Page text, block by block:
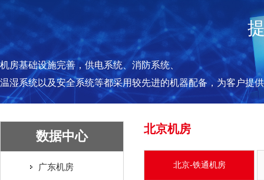
机房基础设施完善，供电系统、消防系统、
温湿系统以及安全系统等都采用较先进的机器配备，为客户提
数据中心
广东机房
北京机房
北京-铁通机房